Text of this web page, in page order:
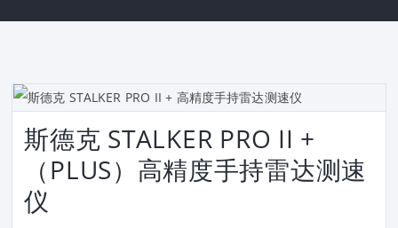
斯德克 STALKER PRO II +
（PLUS）高精度手持雷达测速
仪